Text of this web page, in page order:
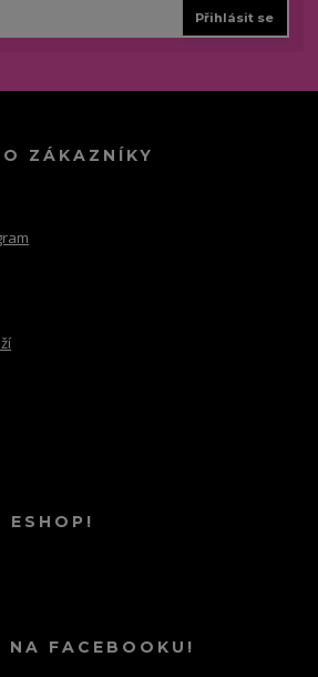
Přihlásit se
ZÁKAZNÍKY
ESHOP!
NA FACEBOOKU!